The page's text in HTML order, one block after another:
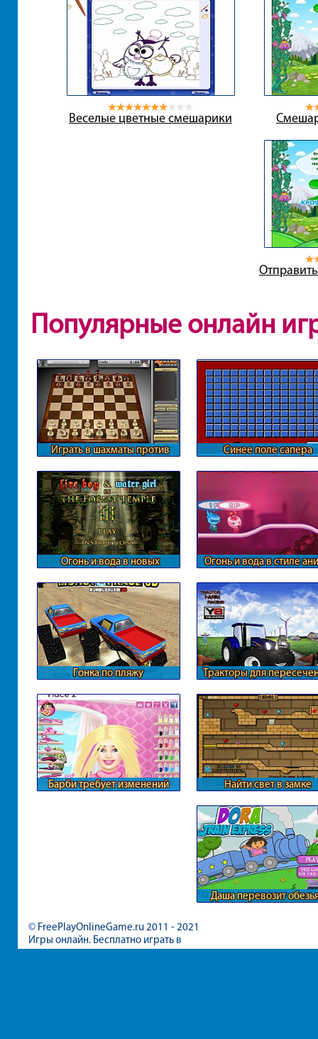
Веселые цветные смешарики
Популярные онлайн
Играть в шахматы против
Синее поле сапера
Огонь и вода в новых
Огонь и вода в стиле
Гонка по пляжу
Тракторы для
Барби требует изменений Найти свет в замке
Даша перевозит
© FreePlayOnlineGame.ru 2011 - 2021
Игры онлайн. Бесплатно играть в
игры для девочек и мальчиков